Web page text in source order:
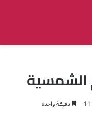
الشمسية
11 دقيقة واحدة